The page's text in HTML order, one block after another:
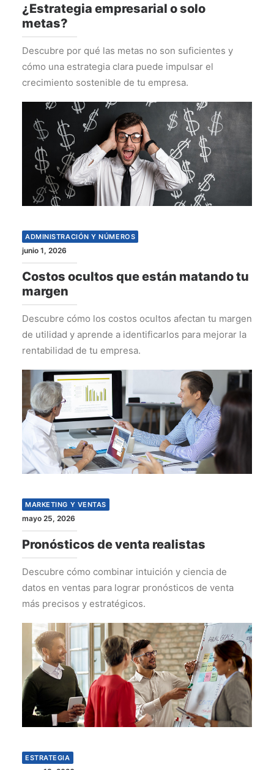
¿Estrategia empresarial o solo
metas?
Descubre por qué las metas no son suficientes y
cómo una estrategia clara puede impulsar el
crecimiento sostenible de tu empresa.
ADMINISTRACIÓN Y NÚMEROS
junio 1, 2026
Costos ocultos que están matando tu
margen
Descubre cómo los costos ocultos afectan tu margen
de utilidad y aprende a identificarlos para mejorar la
rentabilidad de tu empresa.
MARKETING Y VENTAS
mayo 25, 2026
Pronósticos de venta realistas
Descubre cómo combinar intuición y ciencia de
datos en ventas para lograr pronósticos de venta
más precisos y estratégicos.
ESTRATEGIA